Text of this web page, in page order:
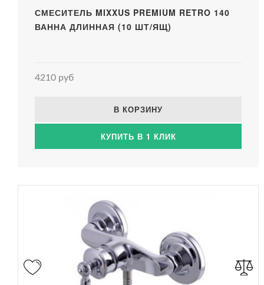
СМЕСИТЕЛЬ MIXXUS PREMIUM RETRO 140
ВАННА ДЛИННАЯ (10 ШТ/ЯЩ)
4210 руб
В КОРЗИНУ
КУПИТЬ В 1 КЛИК